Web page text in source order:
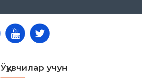
Ўқувчилар учун